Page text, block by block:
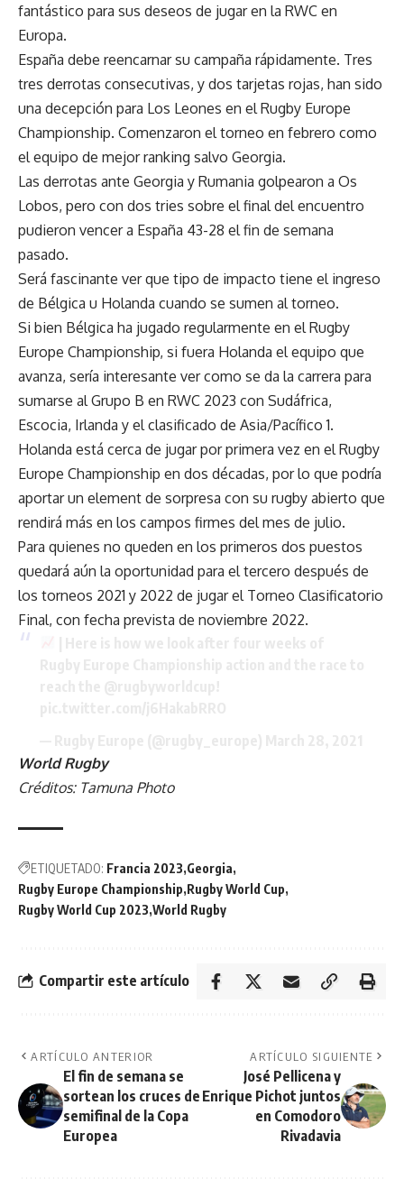
fantástico para sus deseos de jugar en la RWC en
Europa.
España debe reencarnar su campaña rápidamente. Tres
tres derrotas consecutivas, y dos tarjetas rojas, han sido
una decepción para Los Leones en el Rugby Europe
Championship. Comenzaron el torneo en febrero como
el equipo de mejor ranking salvo Georgia.
Las derrotas ante Georgia y Rumania golpearon a Os
Lobos, pero con dos tries sobre el final del encuentro
pudieron vencer a España 43-28 el fin de semana
pasado.
Será fascinante ver que tipo de impacto tiene el ingreso
de Bélgica u Holanda cuando se sumen al torneo.
Si bien Bélgica ha jugado regularmente en el Rugby
Europe Championship, si fuera Holanda el equipo que
avanza, sería interesante ver como se da la carrera para
sumarse al Grupo B en RWC 2023 con Sudáfrica,
Escocia, Irlanda y el clasificado de Asia/Pacífico 1.
Holanda está cerca de jugar por primera vez en el Rugby
Europe Championship en dos décadas, por lo que podría
aportar un element de sorpresa con su rugby abierto que
rendirá más en los campos firmes del mes de julio.
Para quienes no queden en los primeros dos puestos
quedará aún la oportunidad para el tercero después de
los torneos 2021 y 2022 de jugar el Torneo Clasificatorio
Final, con fecha prevista de noviembre 2022.
World Rugby
Créditos: Tamuna Photo
ETIQUETADO: Francia 2023 Georgia
Rugby Europe Championship Rugby World Cup
Rugby World Cup 2023 World Rugby
Compartir este artículo
ARTÍCULO ANTERIOR
El fin de semana se
sortean los cruces de
semifinal de la Copa
Europea
ARTÍCULO SIGUIENTE
José Pellicena y
Enrique Pichot juntos
en Comodoro
Rivadavia